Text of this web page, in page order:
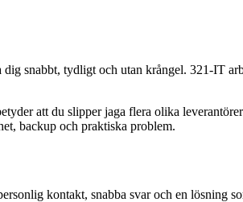
snabbt, tydligt och utan krångel. 321-IT
att du slipper jaga flera olika
backup och praktiska problem.
kontakt, snabba svar och en lösning